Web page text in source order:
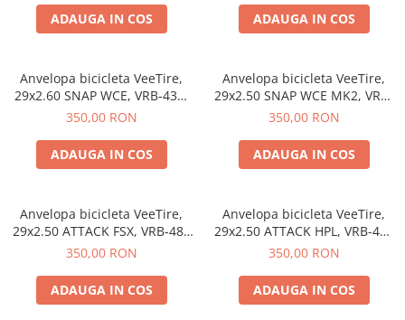
https://www.doctortrotineta.ro/lumini
Stop trotineta
https://www.doctortrotineta.ro/cadru
Aparatori (aripi)
Cricuri trotineta
Suruburi
Cauciucuri
https://www.doctortrotineta.ro/camere-
https://www.doctortrotineta.ro/cauciucuri-
trotinete-electrice
Thailanda
ADAUGA IN COS
Thailanda
ADAUGA IN COS
Anvelopa bicicleta VeeTire,
29x2.60 SNAP WCE, VRB-430,
90TPI, TOP40 COMPOUND,
in Thailanda
350,00 RON
ADAUGA IN COS
Anvelopa bicicleta VeeTire,
29x2.50 SNAP WCE MK2, VRB-
489, 90TPI, FULL40
Thailanda
350,00 RON
ADAUGA IN COS
Anvelopa bicicleta VeeTire,
29x2.50 ATTACK FSX, VRB-480
SBK 90TPI, FOLDABLE GXE TLR,
350,00 RON
ADAUGA IN COS
Anvelopa bicicleta VeeTire,
29x2.50 ATTACK HPL, VRB-452
BKS 26TPI, ECC FOLDABLE
in Thailanda
350,00 RON
ADAUGA IN COS